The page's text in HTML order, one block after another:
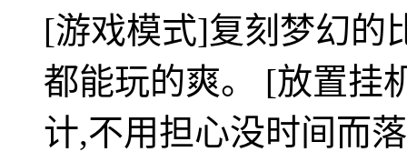
[游戏模式]复刻梦幻的
都能玩的爽。 [放置挂
计,不用担心没时间而